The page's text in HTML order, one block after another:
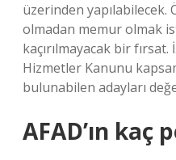
üzerinden yapılabilecek.
olmadan memur olmak
kaçırılmayacak bir fırsat.
Hizmetler Kanunu
bulunabilen adayları
AFAD’ın kaç